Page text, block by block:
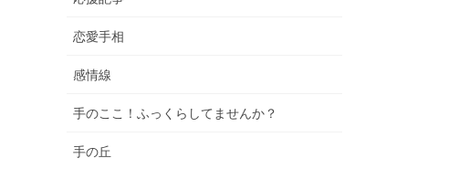
恋愛手相
感情線
手のここ！ふっくらしてませんか？
手の丘